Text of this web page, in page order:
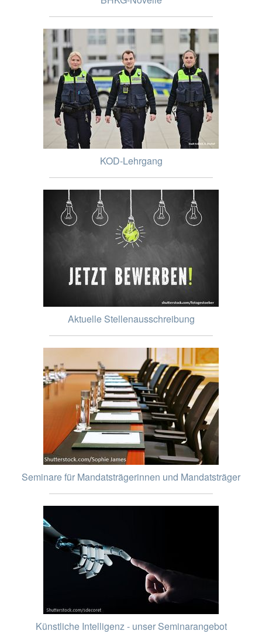
KOD-Lehrgang
Aktuelle Stellenausschreibung
Seminare für Mandatsträgerinnen und Mandatsträger
Künstliche Intelligenz - unser Seminarangebot